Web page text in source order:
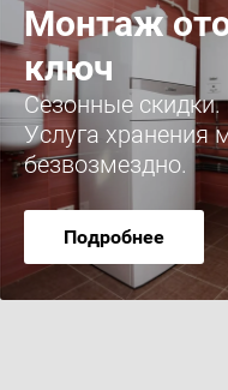
Монтаж
ключ
Сезонные
Услуга хранения
безвозмездно.
Подробнее